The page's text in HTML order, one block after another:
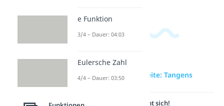
zur Videoseite: Tangens
Lernen lohnt sich!
e Funktion
3/4 – Dauer: 04:03
Eulersche Zahl
4/4 – Dauer: 03:50